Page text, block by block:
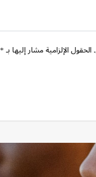
الإلزامية مشار إليها بـ *